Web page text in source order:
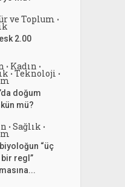
ve Toplum •
2.00
• Kadın •
• Teknoloji •
doğum
mü?
• Sağlık •
“üç
bir regl”